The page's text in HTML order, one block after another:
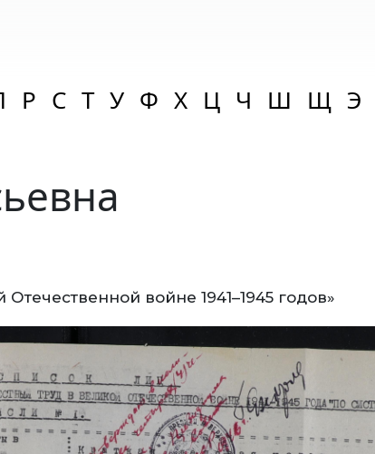
Р С Т У Ф Х Ц Ч Ш Щ Э
войне 1941–1945 годов»